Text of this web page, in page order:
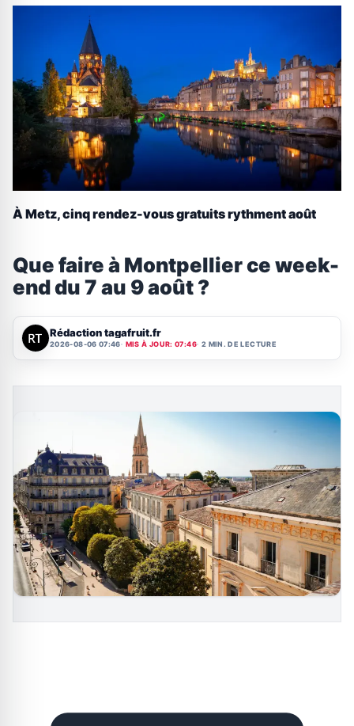
À Metz, cinq rendez-vous gratuits rythment août
Que faire à Montpellier ce week-
end du 7 au 9 août ?
Rédaction tagafruit.fr
2026-08-06 07:46 MIS À JOUR: 07:46 2 MIN. DE LECTURE